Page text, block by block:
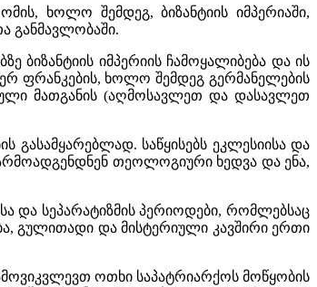
ხოლო შემდეგ, ბიზანტიის იმპერიაში,
განმავლობაში.
იმპერიის ჩამოყალიბება და ის
ფრანკების, ხოლო შემდეგ გერმანელების
მათგანის (აღმოსავლეთ და დასავლეთ
საწყისებს ეკლესიისა და
თეოლოგიური ხედვა და ენა,
და სეპარატიზმის პერიოდები, რომლებსაც
გულითადი და მისტერიული კავშირი ერთი
ოთხი საპატრიარქოს მოწყობის